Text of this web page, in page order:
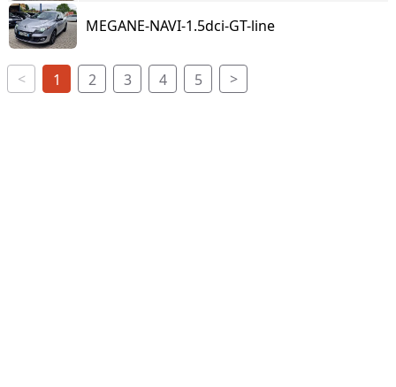
MEGANE-NAVI-1.5dci-GT-line
< 1 2 3 4 5 >